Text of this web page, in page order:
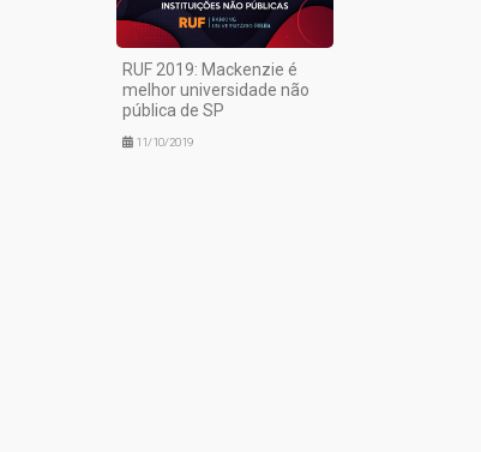
RUF 2019: Mackenzie é
melhor universidade não
pública de SP
11/10/2019